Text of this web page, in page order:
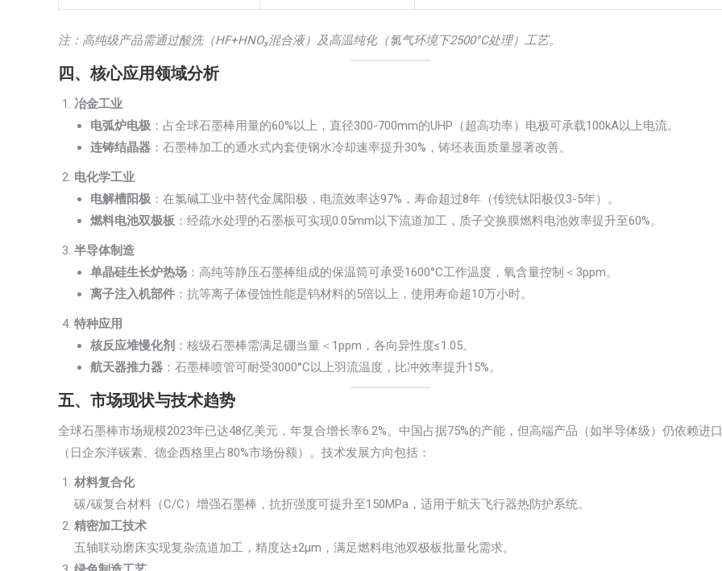
注：高纯级产品需通过酸洗（HF+HNO₃混合液）及高温纯化（氯气环境下2500°C处理）工艺。
四、核心应用领域分析
冶金工业
电弧炉电极 ：占全球石墨棒用量的60%以上，直径300-700mm的UHP（超高功率）电极可承载100kA以上电流。
连铸结晶器 ：石墨棒加工的通水式内套使钢水冷却速率提升30%，铸坯表面质量显著改善。
电化学工业
电解槽阳极 ：在氯碱工业中替代金属阳极，电流效率达97%，寿命超过8年（传统钛阳极仅3-5年）。
燃料电池双极板 ：经疏水处理的石墨板可实现0.05mm以下流道加工，质子交换膜燃料电池效率提升至60%。
半导体制造
单晶硅生长炉热场 ：高纯等静压石墨棒组成的保温筒可承受1600°C工作温度，氧含量控制＜3ppm。
离子注入机部件 ：抗等离子体侵蚀性能是钨材料的5倍以上，使用寿命超10万小时。
特种应用
核反应堆慢化剂 ：核级石墨棒需满足硼当量＜1ppm，各向异性度≤1.05。
航天器推力器 ：石墨棒喷管可耐受3000°C以上羽流温度，比冲效率提升15%。
五、市场现状与技术趋势
全球石墨棒市场规模2023年已达48亿美元，年复合增长率6.2%。中国占据75%的产能，但高端产品（如半导体级）仍依赖进口
（日企东洋碳素、德企西格里占80%市场份额）。技术发展方向包括：
材料复合化
碳/碳复合材料（C/C）增强石墨棒，抗折强度可提升至150MPa，适用于航天飞行器热防护系统。
精密加工技术
五轴联动磨床实现复杂流道加工，精度达±2μm，满足燃料电池双极板批量化需求。